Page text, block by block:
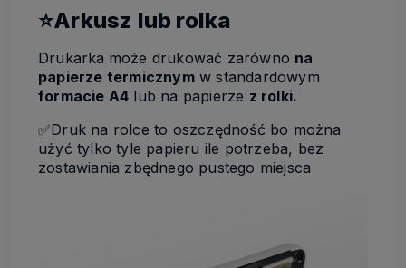
⭐Arkusz lub rolka
Drukarka może drukować zarówno na
papierze termicznymw standardowym
formacie A4 lub na papierze z rolki.
✅Druk na rolce to oszczędność bo można
użyć tylko tyle papieru ile potrzeba, bez
zostawiania zbędnego pustego miejsca